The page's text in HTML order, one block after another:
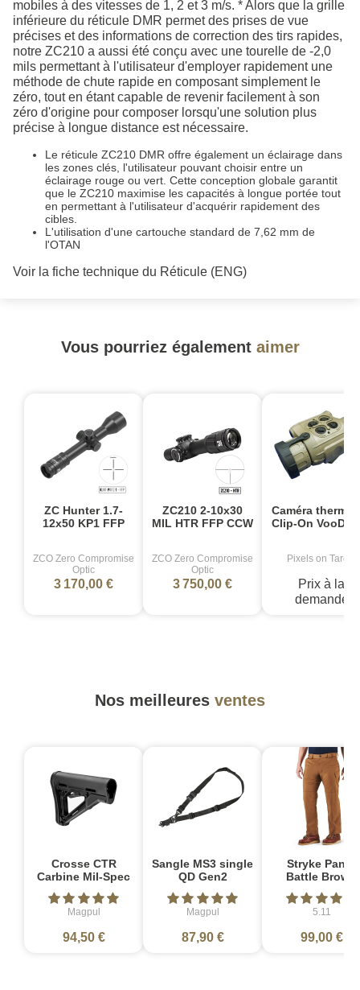
mobiles à des vitesses de 1, 2 et 3 m/s. * Alors que la grille
inférieure du réticule DMR permet des prises de vue
précises et des informations de correction des tirs rapides,
notre ZC210 a aussi été conçu avec une tourelle de -2,0
mils permettant à l'utilisateur d'employer rapidement une
méthode de chute rapide en composant simplement le
zéro, tout en étant capable de revenir facilement à son
zéro d'origine pour composer lorsqu'une solution plus
précise à longue distance est nécessaire.
Le réticule ZC210 DMR offre également un éclairage dans
les zones clés, l'utilisateur pouvant choisir entre un
éclairage rouge ou vert. Cette conception globale garantit
que le ZC210 maximise les capacités à longue portée tout
en permettant à l'utilisateur d'acquérir rapidement des
cibles.
L'utilisation d'une cartouche standard de 7,62 mm de
l'OTAN
Voir la fiche technique du Réticule (ENG)
Vous pourriez également aimer
ZC Hunter 1.7-
12x50 KP1 FFP
ZCO Zero Compromise
Optic
3 170,00 €
ZC210 2-10x30
MIL HTR FFP CCW
ZCO Zero Compromise
Optic
3 750,00 €
Caméra
Clip-On
Pixels on Target
Prix à la
demande
Nos meilleures ventes
Crosse CTR
Carbine Mil-Spec
Magpul
94,50 €
Sangle MS3 single
QD Gen2
Magpul
87,90 €
Stryke Pant -
Battle Brown
5.11
99,00 €